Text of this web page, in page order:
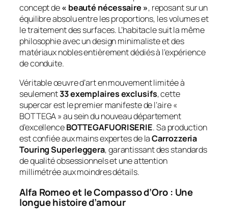
concept de« beauté nécessaire », reposant sur un
équilibre absolu entre les proportions, les volumes et
le traitement des surfaces. L’habitacle suit la même
philosophie avec un design minimaliste et des
matériaux nobles entièrement dédiés à l’expérience
de conduite.
Véritable œuvre d’art en mouvement limitée à
seulement33 exemplaires exclusifs, cette
supercar est le premier manifeste de l’aire «
BOTTEGA » au sein du nouveau département
d’excellenceBOTTEGAFUORISERIE. Sa production
est confiée aux mains expertes de laCarrozzeria
Touring Superleggera, garantissant des standards
de qualité obsessionnels et une attention
millimétrée aux moindres détails.
Alfa Romeo et le Compasso d’Oro : Une
longue histoire d’amour